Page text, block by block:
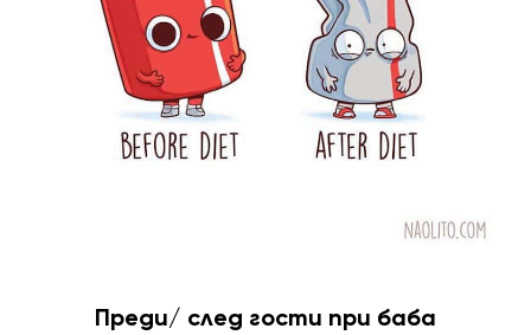
Преди/ след гости при баба